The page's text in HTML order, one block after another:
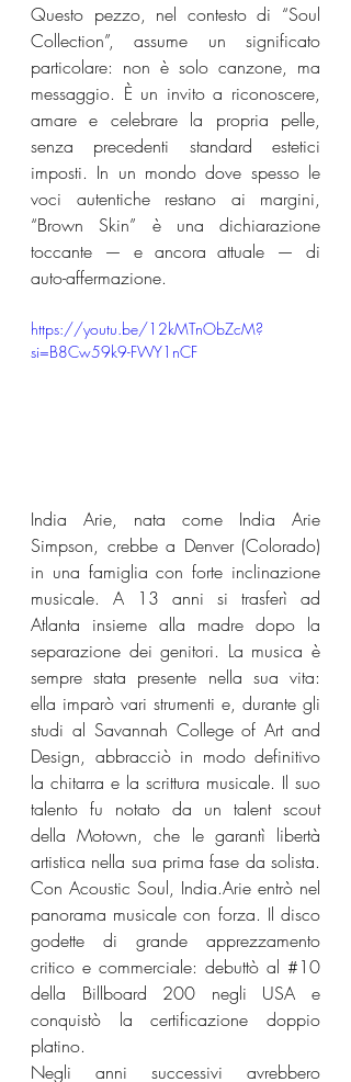
Questo pezzo, nel contesto di “Soul
Collection”, assume un significato
particolare: non è solo canzone, ma
messaggio. È un invito a riconoscere,
amare e celebrare la propria pelle,
senza precedenti standard estetici
imposti. In un mondo dove spesso le
voci autentiche restano ai margini,
“Brown Skin” è una dichiarazione
toccante — e ancora attuale — di
auto-affermazione.
https://youtu.be/12kMTnObZcM?
si=B8Cw59k9-FWY1nCF
India Arie, nata come India Arie
Simpson, crebbe a Denver (Colorado)
in una famiglia con forte inclinazione
musicale. A 13 anni si trasferì ad
Atlanta insieme alla madre dopo la
separazione dei genitori. La musica è
sempre stata presente nella sua vita:
ella imparò vari strumenti e, durante gli
studi al Savannah College of Art and
Design, abbracciò in modo definitivo
la chitarra e la scrittura musicale. Il suo
talento fu notato da un talent scout
della Motown, che le garantì libertà
artistica nella sua prima fase da solista.
Con Acoustic Soul, India.Arie entrò nel
panorama musicale con forza. Il disco
godette di grande apprezzamento
critico e commerciale: debuttò al #10
della Billboard 200 negli USA e
conquistò la certificazione doppio
platino.
Negli anni successivi avrebbero